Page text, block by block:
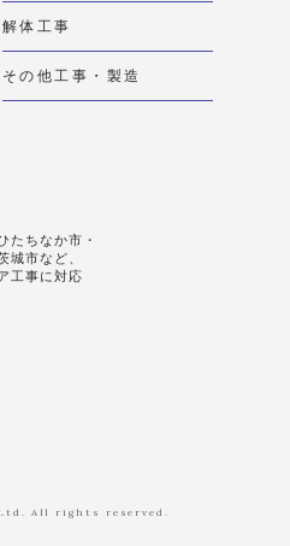
解体工事
その他工事・製造
たちなか市・
城市など、
工事に対応
All rights reserved.